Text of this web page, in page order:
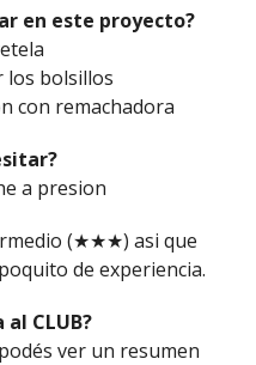
en este proyecto?
los bolsillos
con remachadora
a presion
(★★★) asi que
de experiencia.
CLUB?
ver un resumen